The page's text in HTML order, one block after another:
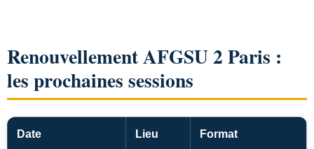
Renouvellement AFGSU 2 Paris :
les prochaines sessions
Date Lieu Format